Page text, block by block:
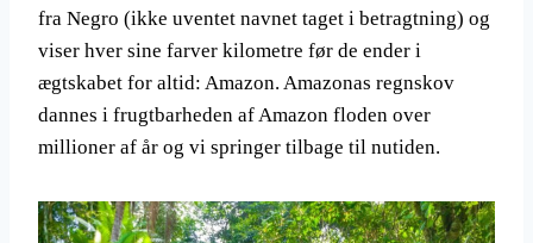
fra Negro (ikke uventet navnet taget i betragtning) og
viser hver sine farver kilometre før de ender i
ægtskabet for altid: Amazon. Amazonas regnskov
dannes i frugtbarheden af Amazon floden over
millioner af år og vi springer tilbage til nutiden.